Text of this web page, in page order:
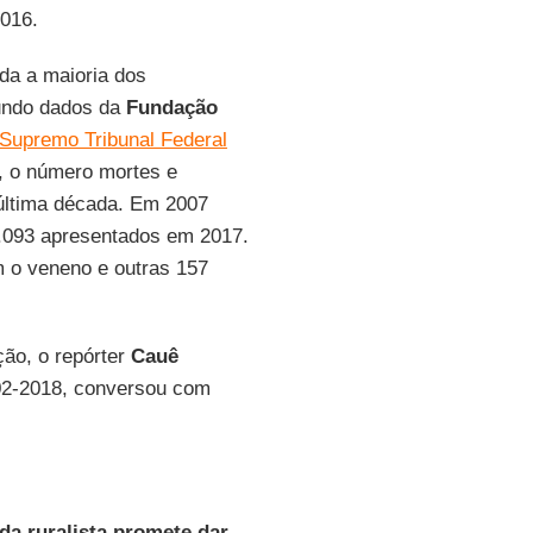
a maioria dos
dados da Fundação
Tribunal Federal
o número mortes e
década. Em 2007
apresentados em 2017.
o veneno e outras 157
o repórter Cauê
2018, conversou com